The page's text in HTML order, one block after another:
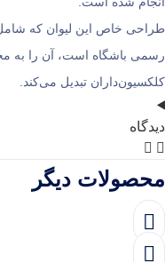
خاص این لیوان که شامل
است، آن را به
تبدیل می‌کند.
دیگر